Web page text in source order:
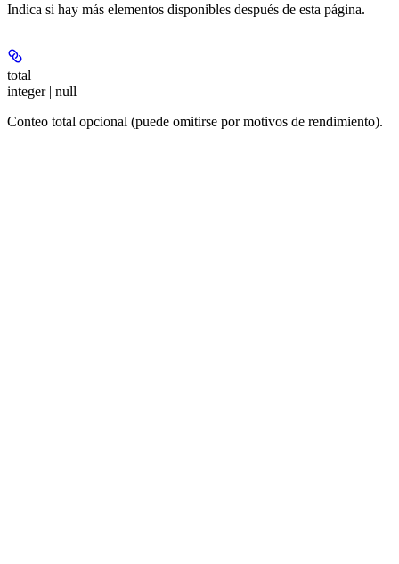
Indica si hay más elementos disponibles después de esta página.
total
integer | null
Conteo total opcional (puede omitirse por motivos de rendimiento).